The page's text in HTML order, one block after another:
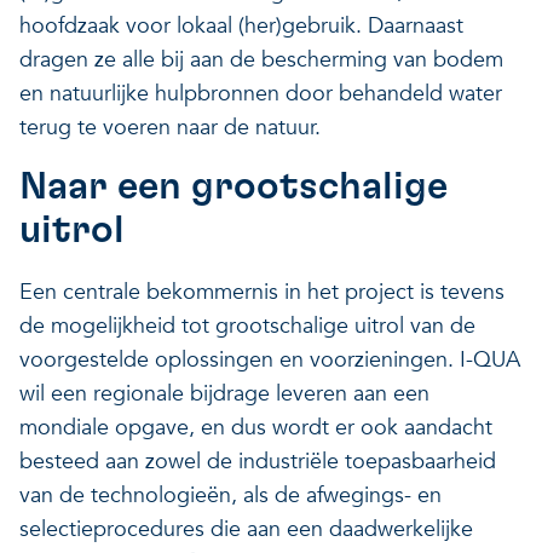
hoofdzaak voor lokaal (her)gebruik. Daarnaast
dragen ze alle bij aan de bescherming van bodem
en natuurlijke hulpbronnen door behandeld water
terug te voeren naar de natuur.
Naar een grootschalige
uitrol
Een centrale bekommernis in het project is tevens
de mogelijkheid tot grootschalige uitrol van de
voorgestelde oplossingen en voorzieningen. I-QUA
wil een regionale bijdrage leveren aan een
mondiale opgave, en dus wordt er ook aandacht
besteed aan zowel de industriële toepasbaarheid
van de technologieën, als de afwegings- en
selectieprocedures die aan een daadwerkelijke